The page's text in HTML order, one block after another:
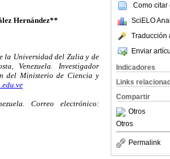
Como citar
SciELO
Traducción
Enviar
Indicadores
Links
Compartir
Otros
Otros
Permalink
Hernández**
la Universidad del Zulia y de
Venezuela. Investigador
del Ministerio de Ciencia y
Correo electrónico: